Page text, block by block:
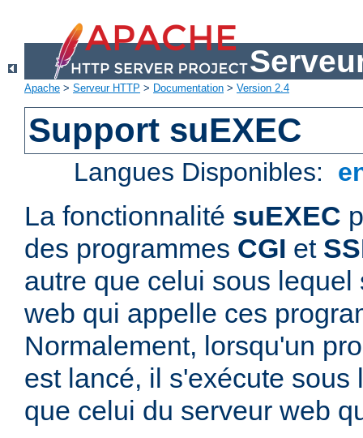
Apache > Serveur HTTP > Documentation > Version 2.4
Support suEXEC
Langues Disponibles:
La fonctionnalité suEXEC
des programmes CGI et
autre que celui sous
web qui appelle ces
Normalement, lorsqu'un
est lancé, il s'exécute sous
que celui du serveur web